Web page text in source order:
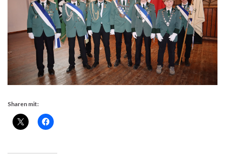
Sharen mit: